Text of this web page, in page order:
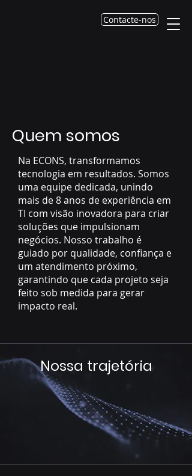
Contacte-nos
Quem somos
Na ECONS, transformamos
tecnologia em resultados. Somos
uma equipe dedicada, unindo
mais de 8 anos de experiência em
TI com visão inovadora para criar
soluções que impulsionam
negócios. Nosso trabalho é
guiado por qualidade, confiança e
um atendimento próximo,
garantindo que cada projeto seja
feito sob medida para gerar
impacto real.
Nossa trajetória